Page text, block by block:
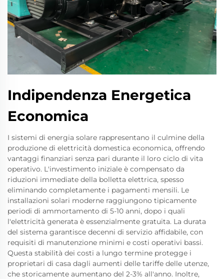
Indipendenza Energetica
Economica
I sistemi di energia solare rappresentano il culmine della
produzione di elettricità domestica economica, offrendo
vantaggi finanziari senza pari durante il loro ciclo di vita
operativo. L'investimento iniziale è compensato da
riduzioni immediate della bolletta elettrica, spesso
eliminando completamente i pagamenti mensili. Le
installazioni solari moderne raggiungono tipicamente
periodi di ammortamento di 5-10 anni, dopo i quali
l'elettricità generata è essenzialmente gratuita. La durata
del sistema garantisce decenni di servizio affidabile, con
requisiti di manutenzione minimi e costi operativi bassi.
Questa stabilità dei costi a lungo termine protegge i
proprietari di casa dagli aumenti delle tariffe delle utenze,
che storicamente aumentano del 2-3% all'anno. Inoltre,